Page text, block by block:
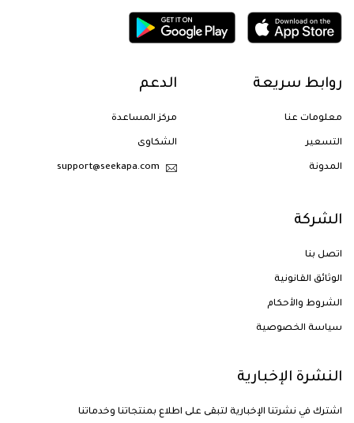
روابط سريعة
معلومات عنا
التسعير
المدونة
الدعم
مركز المساعدة
الشكاوى
support@seekapa.com
الشركة
اتصل بنا
الوثائق القانونية
الشروط والأحكام
سياسة الخصوصية
النشرة الإخبارية
اشترك في نشرتنا الإخبارية لتبقى على اطلاع بمنتجاتنا وخدماتنا